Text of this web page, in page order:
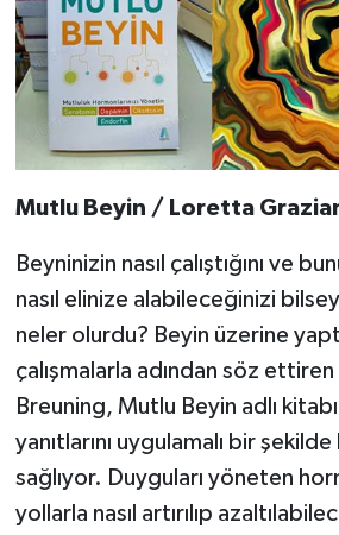
Mutlu Beyin / Loretta
Beyninizin nasıl çalıştığını ve
nasıl elinize alabileceğinizi
neler olurdu? Beyin üzerine
çalışmalarla adından söz
Breuning, Mutlu Beyin adlı
yanıtlarını uygulamalı bir şekilde
sağlıyor. Duyguları yöneten
yollarla nasıl artırılıp